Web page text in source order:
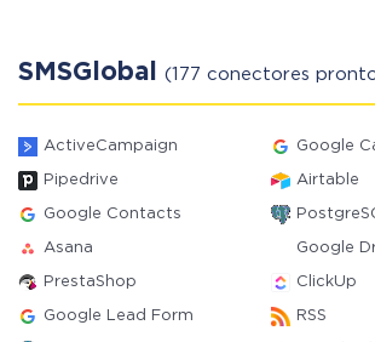
SMSGlobal (177 conectores
ActiveCampaign Google
Pipedrive Airtable
Google Contacts
Asana Google
PrestaShop ClickUp
Google Lead Form RSS